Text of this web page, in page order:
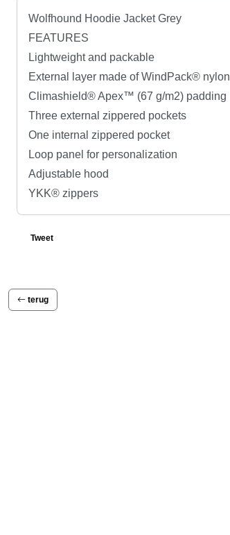
Wolfhound Hoodie Jacket Grey
FEATURES
Lightweight and packable
External layer made of WindPack® nylon
Climashield® Apex™ (67 g/m2) padding
Three external zippered pockets
One internal zippered pocket
Loop panel for personalization
Adjustable hood
YKK® zippers
Tweet
terug